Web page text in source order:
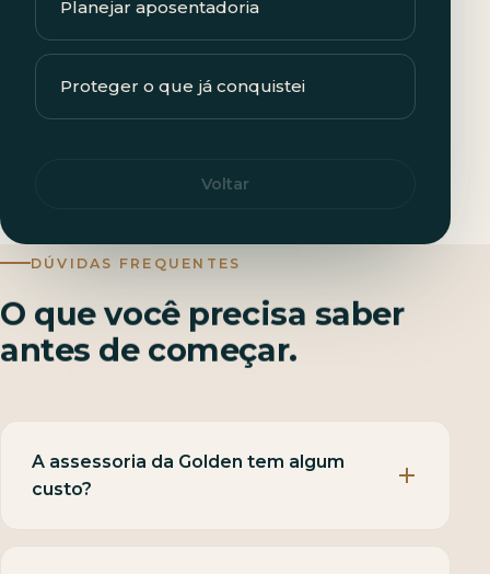
Planejar aposentadoria
Proteger o que já conquistei
Voltar
DÚVIDAS FREQUENTES
O que você precisa saber
antes de começar.
A assessoria da Golden tem algum
custo?